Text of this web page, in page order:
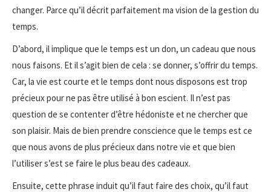
changer. Parce qu’il décrit parfaitement ma vision de la gestion du
temps.
D’abord, il implique que le temps est un don, un cadeau que nous
nous faisons. Et il s’agit bien de cela : se donner, s’offrir du temps.
Car, la vie est courte et le temps dont nous disposons est trop
précieux pour ne pas être utilisé à bon escient. Il n’est pas
question de se contenter d’être hédoniste et ne chercher que
son plaisir. Mais de bien prendre conscience que le temps est ce
que nous avons de plus précieux dans notre vie et que bien
l’utiliser s’est se faire le plus beau des cadeaux.
Ensuite, cette phrase induit qu’il faut faire des choix, qu’il faut